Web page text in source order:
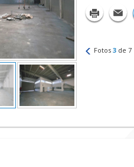
Fotos 3 de 7